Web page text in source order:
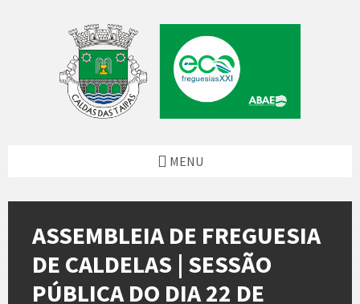
MENU
ASSEMBLEIA DE FREGUESIA
DE CALDELAS | SESSÃO
PÚBLICA DO DIA 22 DE